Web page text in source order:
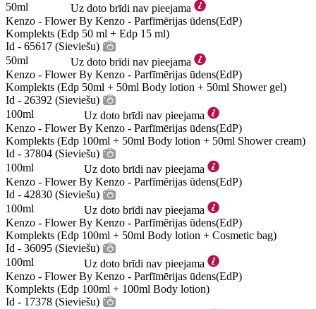
50ml
Uz doto brīdi nav pieejama
Kenzo - Flower By Kenzo - Parfīmērijas ūdens(EdP)
Komplekts (Edp 50 ml + Edp 15 ml)
Id - 65617 (Sieviešu)
50ml
Uz doto brīdi nav pieejama
Kenzo - Flower By Kenzo - Parfīmērijas ūdens(EdP)
Komplekts (Edp 50ml + 50ml Body lotion + 50ml Shower gel)
Id - 26392 (Sieviešu)
100ml
Uz doto brīdi nav pieejama
Kenzo - Flower By Kenzo - Parfīmērijas ūdens(EdP)
Komplekts (Edp 100ml + 50ml Body lotion + 50ml Shower cream)
Id - 37804 (Sieviešu)
100ml
Uz doto brīdi nav pieejama
Kenzo - Flower By Kenzo - Parfīmērijas ūdens(EdP)
Id - 42830 (Sieviešu)
100ml
Uz doto brīdi nav pieejama
Kenzo - Flower By Kenzo - Parfīmērijas ūdens(EdP)
Komplekts (Edp 100ml + 50ml Body lotion + Cosmetic bag)
Id - 36095 (Sieviešu)
100ml
Uz doto brīdi nav pieejama
Kenzo - Flower By Kenzo - Parfīmērijas ūdens(EdP)
Komplekts (Edp 100ml + 100ml Body lotion)
Id - 17378 (Sieviešu)